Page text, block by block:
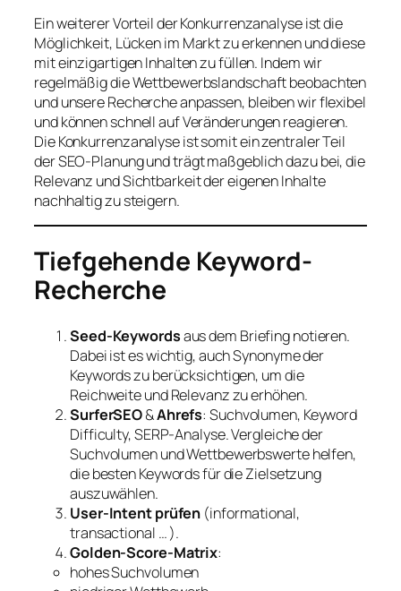
Ein weiterer Vorteil der Konkurrenzanalyse ist die
Möglichkeit, Lücken im Markt zu erkennen und diese
mit einzigartigen Inhalten zu füllen. Indem wir
regelmäßig die Wettbewerbslandschaft beobachten
und unsere Recherche anpassen, bleiben wir flexibel
und können schnell auf Veränderungen reagieren.
Die Konkurrenzanalyse ist somit ein zentraler Teil
der SEO-Planung und trägt maßgeblich dazu bei, die
Relevanz und Sichtbarkeit der eigenen Inhalte
nachhaltig zu steigern.
Tiefgehende Keyword-
Recherche
Seed-Keywordsaus dem Briefing notieren.
Dabei ist es wichtig, auch Synonyme der
Keywords zu berücksichtigen, um die
Reichweite und Relevanz zu erhöhen.
SurferSEO&Ahrefs: Suchvolumen, Keyword
Difficulty, SERP-Analyse. Vergleiche der
Suchvolumen und Wettbewerbswerte helfen,
die besten Keywords für die Zielsetzung
auszuwählen.
User-Intent prüfen (informational,
transactional … ).
Golden-Score-Matrix:
hohes Suchvolumen